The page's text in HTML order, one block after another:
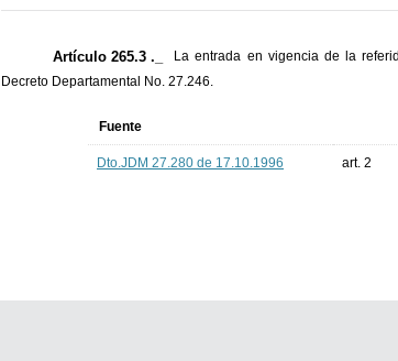
Artículo 265.3 ._
La entrada en vigencia de la
Decreto Departamental No. 27.246.
Fuente
Dto.JDM 27.280 de 17.10.1996 art. 2